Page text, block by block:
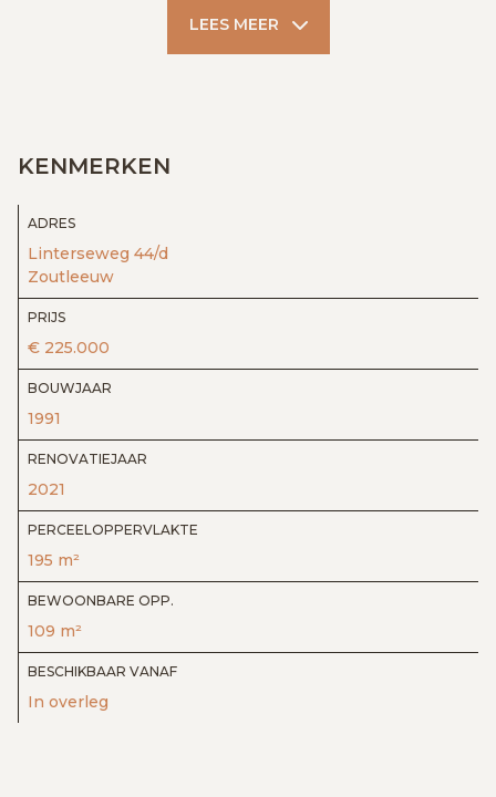
LEES MEER
KENMERKEN
ADRES
Linterseweg 44/d
Zoutleeuw
PRIJS
€ 225.000
BOUWJAAR
1991
RENOVATIEJAAR
2021
PERCEELOPPERVLAKTE
195 m²
BEWOONBARE OPP.
109 m²
BESCHIKBAAR VANAF
In overleg